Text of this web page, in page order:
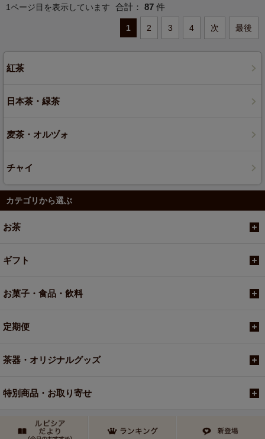
1ページ目を表示しています 合計： 87 件
1 2 3 4 次 最後
紅茶
日本茶・緑茶
麦茶・オルヅォ
チャイ
カテゴリから選ぶ
お茶
ギフト
お菓子・食品・飲料
定期便
茶器・オリジナルグッズ
特別商品・お取り寄せ